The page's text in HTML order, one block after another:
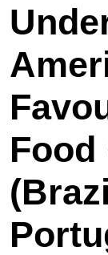
Food